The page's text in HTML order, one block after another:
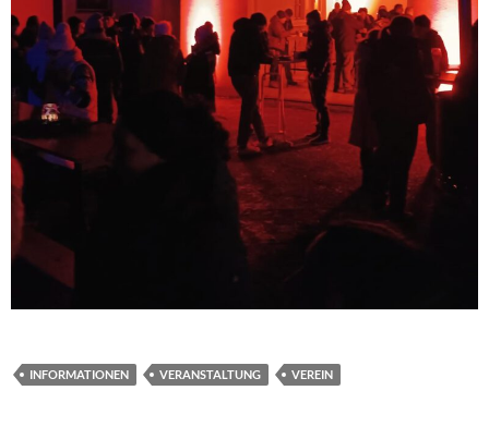
INFORMATIONEN VERANSTALTUNG VEREIN